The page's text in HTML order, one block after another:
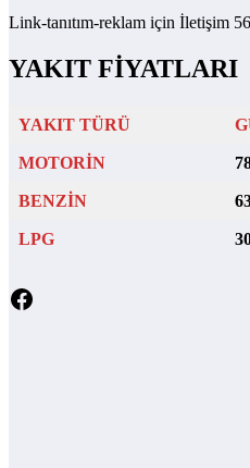
Link-tanıtım-reklam için İletişim
YAKIT FİYATLARI
YAKIT TÜRÜ
MOTORİN
BENZİN
LPG
Facebook